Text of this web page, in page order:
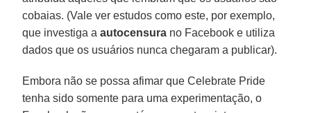
cobaias. (Vale ver estudos como este, por exemplo,
que investiga aautocensura no Facebook e utiliza
dados que os usuários nunca chegaram a publicar).
Embora não se possa afimar que Celebrate Pride
tenha sido somente para uma experimentação, o